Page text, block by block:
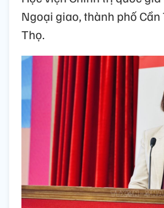
Ngoại giao, thành phố
Thọ.